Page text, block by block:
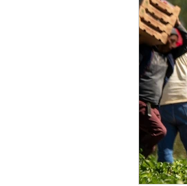
Culture